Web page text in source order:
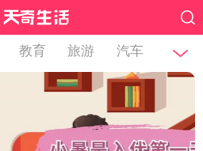
教育 旅游 汽车